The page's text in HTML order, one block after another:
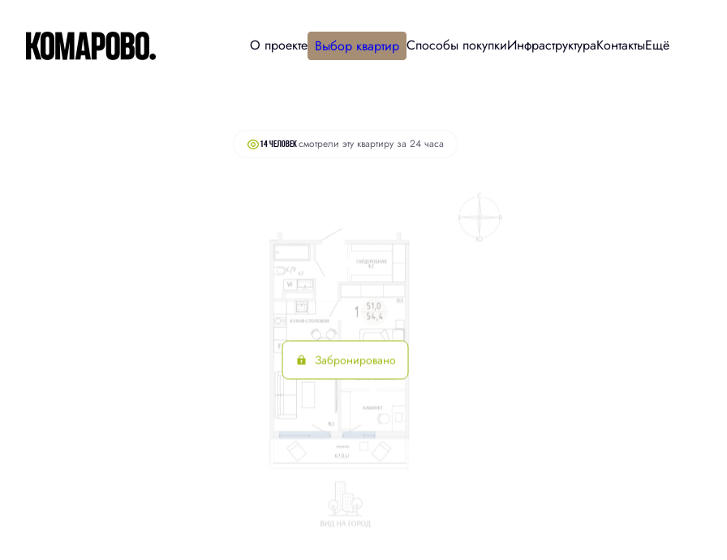
О проекте Выбор квартир Способы покупкиИнфраструктураКонтактыЕщё
1-комнатная 54.4 м2 8 900 000 руб.
14 человексмотрели эту квартиру за 24 часа
Забронировано